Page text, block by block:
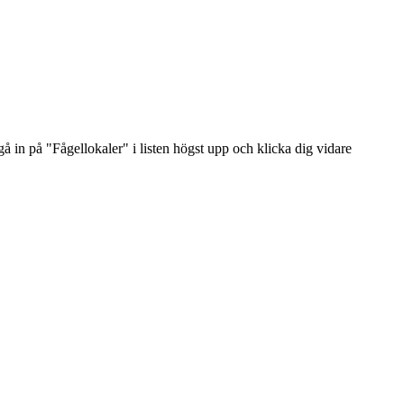
in på "Fågellokaler" i listen högst upp och klicka dig vidare